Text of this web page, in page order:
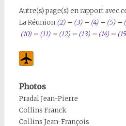
Autre(s) page(s) en rapport avec
La Réunion (2)– (3)– (4)– (5)–
(10)– (11)– (12)– (13)– (14) –
Photos
Pradal Jean-Pierre
Collins Franck
Collins Jean-François